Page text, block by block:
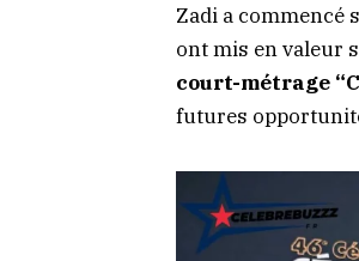
Zadi a commencé
ont mis en valeur
court-métrage
futures